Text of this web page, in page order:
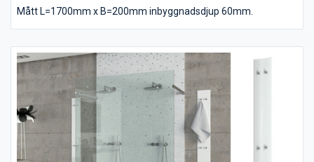
Mått L=1700mm x B=200mm inbyggnadsdjup 60mm.